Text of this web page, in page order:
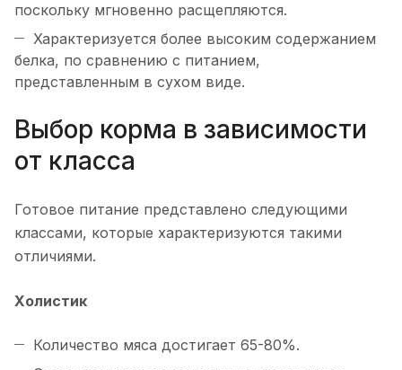
поскольку мгновенно расщепляются.
Характеризуется более высоким содержанием
белка, по сравнению с питанием,
представленным в сухом виде.
Выбор корма в зависимости
от класса
Готовое питание представлено следующими
классами, которые характеризуются такими
отличиями.
Холистик
Количество мяса достигает 65-80%.